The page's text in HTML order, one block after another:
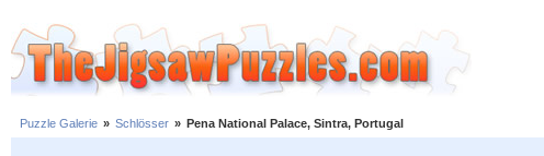
Puzzle Galerie » Schlösser » Pena National Palace, Sintra, Portugal